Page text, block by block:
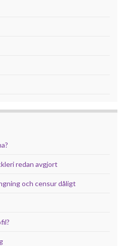
redan avgjort
och censur dåligt